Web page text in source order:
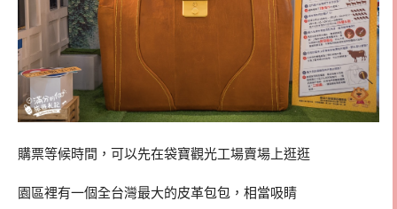
購票等候時間，可以先在袋寶觀光工場賣場上逛逛
園區裡有一個全台灣最大的皮革包包，相當吸睛